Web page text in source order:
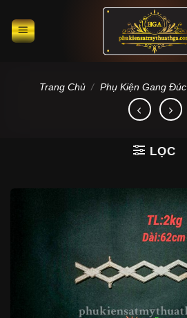
content
Trang Chủ / Phụ Kiện Gang Đúc
LỌC